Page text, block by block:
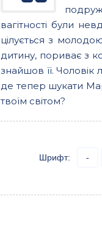
вагітності були
цілується з
дитину, пориває з
знайшов її. Чоловік
де тепер шукати
твоїм світом?
Шрифт: -